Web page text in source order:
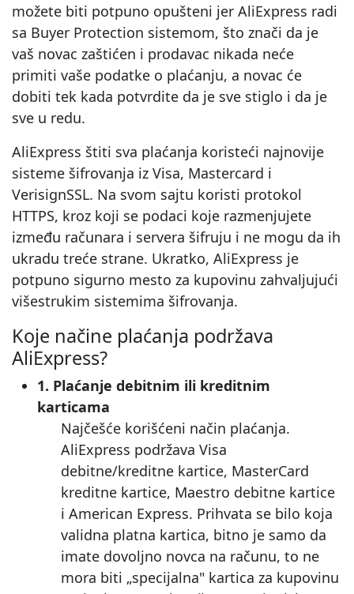
možete biti potpuno opušteni jer AliExpress radi
sa Buyer Protection sistemom, što znači da je
vaš novac zaštićen i prodavac nikada neće
primiti vaše podatke o plaćanju, a novac će
dobiti tek kada potvrdite da je sve stiglo i da je
sve u redu.
AliExpress štiti sva plaćanja koristeći najnovije
sisteme šifrovanja iz Visa, Mastercard i
VerisignSSL. Na svom sajtu koristi protokol
HTTPS, kroz koji se podaci koje razmenjujete
između računara i servera šifruju i ne mogu da ih
ukradu treće strane. Ukratko, AliExpress je
potpuno sigurno mesto za kupovinu zahvaljujući
višestrukim sistemima šifrovanja.
Koje načine plaćanja podržava
AliExpress?
1. Plaćanje debitnim ili kreditnim
karticama
Najčešće korišćeni način plaćanja.
AliExpress podržava Visa
debitne/kreditne kartice, MasterCard
kreditne kartice, Maestro debitne kartice
i American Express. Prihvata se bilo koja
validna platna kartica, bitno je samo da
imate dovoljno novca na računu, to ne
mora biti „specijalna" kartica za kupovinu